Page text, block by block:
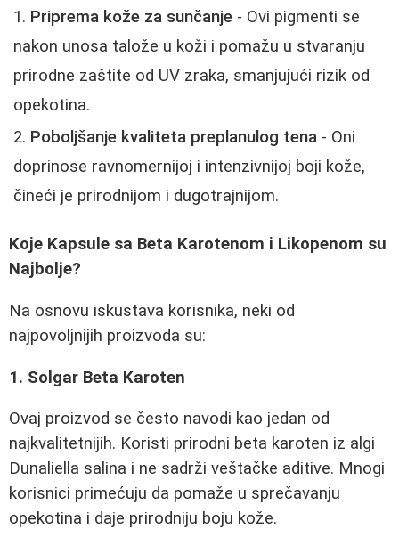
Priprema kože za sunčanje - Ovi pigmenti se
nakon unosa talože u koži i pomažu u stvaranju
prirodne zaštite od UV zraka, smanjujući rizik od
opekotina.
Poboljšanje kvaliteta preplanulog tena - Oni
doprinose ravnomernijoj i intenzivnijoj boji kože,
čineći je prirodnijom i dugotrajnijom.
Koje Kapsule sa Beta Karotenom i Likopenom su
Najbolje?
Na osnovu iskustava korisnika, neki od
najpovoljnijih proizvoda su:
1. Solgar Beta Karoten
Ovaj proizvod se često navodi kao jedan od
najkvalitetnijih. Koristi prirodni beta karoten iz algi
Dunaliella salina i ne sadrži veštačke aditive. Mnogi
korisnici primećuju da pomaže u sprečavanju
opekotina i daje prirodniju boju kože.